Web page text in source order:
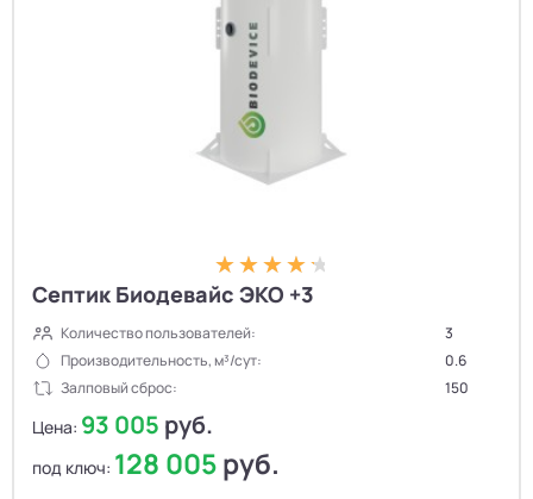
Септик Биодевайс ЭКО +3
Количество пользователей:
3
Производительность, м³/сут:
0.6
Залповый сброс:
150
Цена: 93 005 руб.
под ключ: 128 005руб.